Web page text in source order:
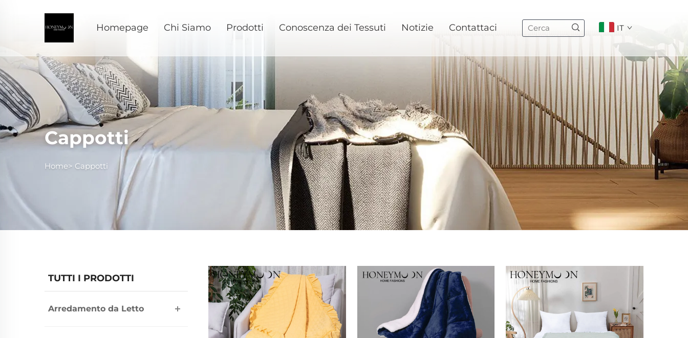
Homepage Chi Siamo Prodotti Conoscenza dei Tessuti Notizie Contattaci IT
Cappotti
Home> Cappotti
TUTTI I PRODOTTI
Arredamento da Letto